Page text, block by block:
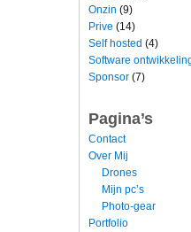
Onzin (9)
Prive (14)
Self hosted (4)
Software
Sponsor (7)
Pagina’s
Contact
Over Mij
Drones
Mijn pc’s
Photo-gear
Portfolio